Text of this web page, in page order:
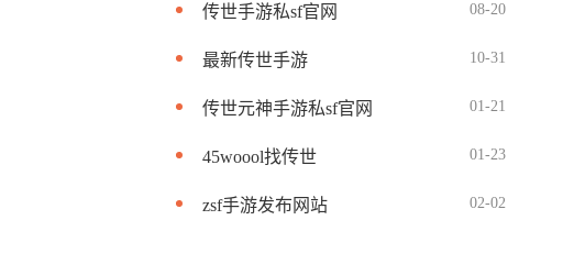
传世手游私sf官网 08-20
最新传世手游 10-31
传世元神手游私sf官网 01-21
45woool找传世 01-23
zsf手游发布网站 02-02